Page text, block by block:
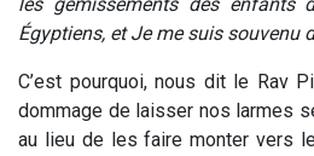
les gémissements des enfants
Égyptiens, et Je me suis souvenu
C’est pourquoi, nous dit le Rav
dommage de laisser nos larmes
au lieu de les faire monter vers